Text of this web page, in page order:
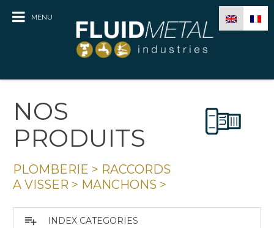
MENU
NOS
PRODUITS
PLOMBERIE > RACCORDS
A VISSER > MANCHONS >
playlist_add INDEX CATEGORIES